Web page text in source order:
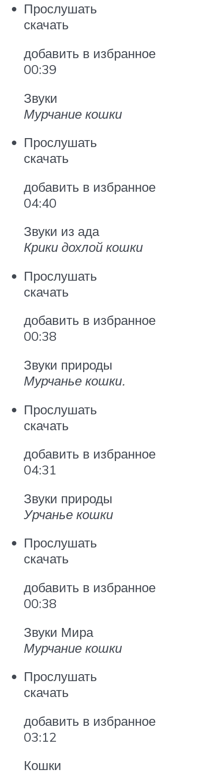
Прослушать
скачать
добавить в избранное
00:39
Звуки
Мурчание кошки
Прослушать
скачать
добавить в избранное
04:40
Звуки из ада
Крики дохлой кошки
Прослушать
скачать
добавить в избранное
00:38
Звуки природы
Мурчанье кошки.
Прослушать
скачать
добавить в избранное
04:31
Звуки природы
Урчанье кошки
Прослушать
скачать
добавить в избранное
00:38
Звуки Мира
Мурчание кошки
Прослушать
скачать
добавить в избранное
03:12
Кошки